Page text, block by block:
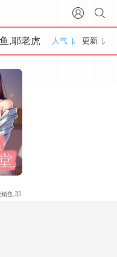
,耶老虎 人气 更新
鲭鱼,耶